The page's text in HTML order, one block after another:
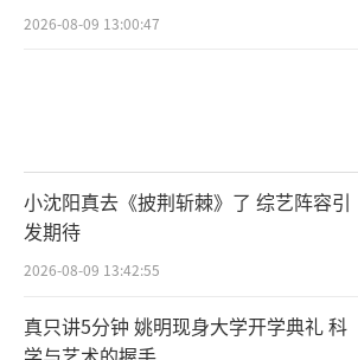
2026-08-09 13:00:47
小沈阳真去《披荆斩棘》了 综艺阵容引
发期待
2026-08-09 13:42:55
真只讲5分钟 姚明现身大学开学典礼 科